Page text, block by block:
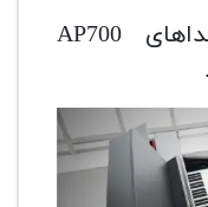
در واقع تاج شکوه صداهای AP700